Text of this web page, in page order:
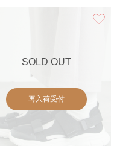
SOLD OUT
再入荷受付